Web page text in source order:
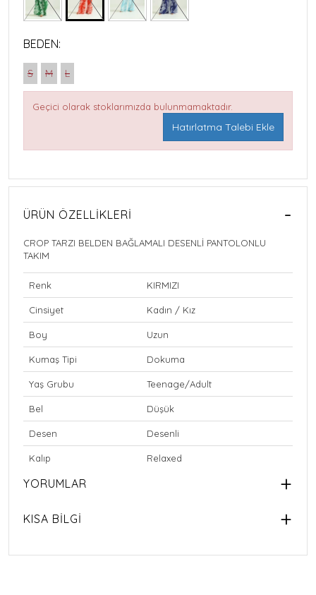
BEDEN:
S M L
Geçici olarak stoklarımızda bulunmamaktadır.
Hatırlatma Talebi Ekle
ÜRÜN ÖZELLIKLERI
CROP TARZI BELDEN BAĞLAMALI DESENLİ PANTOLONLU
TAKIM
Renk KIRMIZI
Cinsiyet Kadın / Kız
Boy Uzun
Kumaş Tipi Dokuma
Yaş Grubu Teenage/Adult
Bel Düşük
Desen Desenli
Kalıp Relaxed
YORUMLAR
KISA BİLGİ